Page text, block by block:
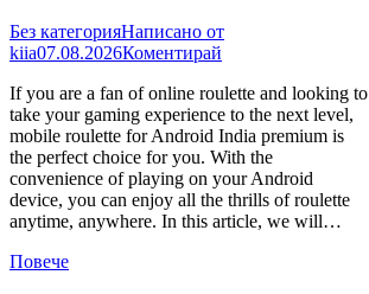
Без категорияНаписано от
kiia07.08.2026Коментирай
If you are a fan of online roulette and looking to
take your gaming experience to the next level,
mobile roulette for Android India premium is
the perfect choice for you. With the
convenience of playing on your Android
device, you can enjoy all the thrills of roulette
anytime, anywhere. In this article, we will…
Повече